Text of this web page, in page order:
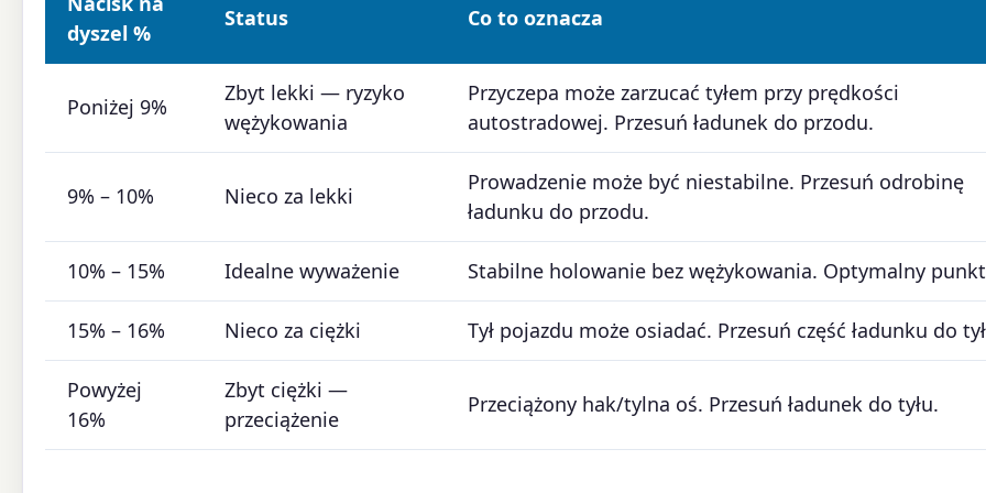
dyszel %
Status Co to oznacza
Poniżej 9%
Zbyt lekki — ryzyko
wężykowania
Przyczepa może zarzucać tyłem przy prędkości
autostradowej. Przesuń ładunek do przodu.
9% – 10% Nieco za lekki
Prowadzenie może być niestabilne. Przesuń odrobinę
ładunku do przodu.
10% – 15% Idealne wyważenie Stabilne holowanie bez wężykowania. Optymalny
15% – 16% Nieco za ciężki Tył pojazdu może osiadać. Przesuń część ładunku do
Powyżej
16%
Zbyt ciężki —
przeciążenie
Przeciążony hak/tylna oś. Przesuń ładunek do tyłu.